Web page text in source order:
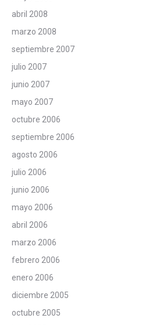
abril 2008
marzo 2008
septiembre 2007
julio 2007
junio 2007
mayo 2007
octubre 2006
septiembre 2006
agosto 2006
julio 2006
junio 2006
mayo 2006
abril 2006
marzo 2006
febrero 2006
enero 2006
diciembre 2005
octubre 2005